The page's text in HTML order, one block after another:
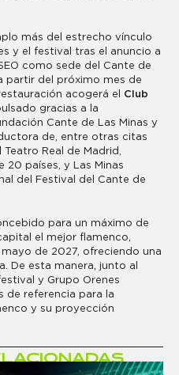
más del estrecho vínculo
y el festival tras el anuncio a
como sede del Cante de
partir del próximo mes de
acogerá el Club
gracias a la
Cante de Las Minas y
de, entre otras citas
Real de Madrid,
20 países, y Las Minas
del Festival del Cante de
para un máximo de
el mejor flamenco,
de 2027, ofreciendo una
De esta manera, junto al
y Grupo Orenes
de referencia para la
y su proyección
L A CION A DA S